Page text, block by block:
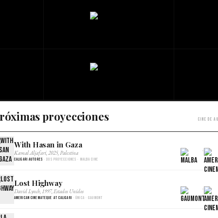
proyecciones Cine de
With Hasan in Gaza
Kamal Aljafari, 2025, Palestina
Caligari Autores · Dos proyecciones · Malba Cine
×
Lost Highway
David Lynch, 1997, Estados Unidos
American Cinemateque at Caligari · Única · Gaumont
×